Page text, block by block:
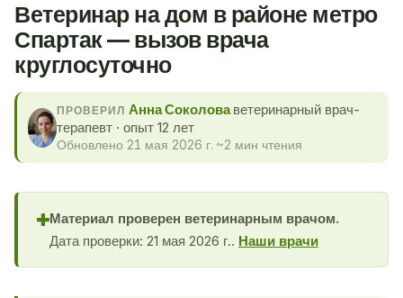
Ветеринар на дом в районе метро
Спартак — вызов врача
круглосуточно
ПРОВЕРИЛ Анна Соколоваветеринарный врач-
терапевт · опыт 12 лет
Обновлено 21 мая 2026 г. ~2 мин чтения
✚Материал проверен ветеринарным врачом.
Дата проверки: 21 мая 2026 г.. Наши врачи